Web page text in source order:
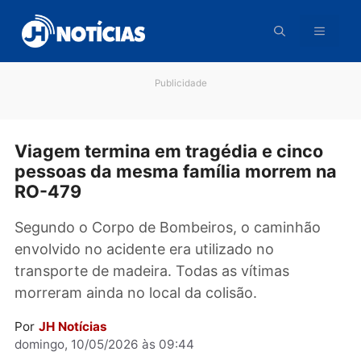
para
conteúdo
Viagem termina em tragédia e cinco
pessoas da mesma família morrem
Segundo o Corpo de Bombeiros, o caminhão
envolvido no acidente era utilizado no
transporte de madeira. Todas as vítimas
morreram ainda no local da colisão.